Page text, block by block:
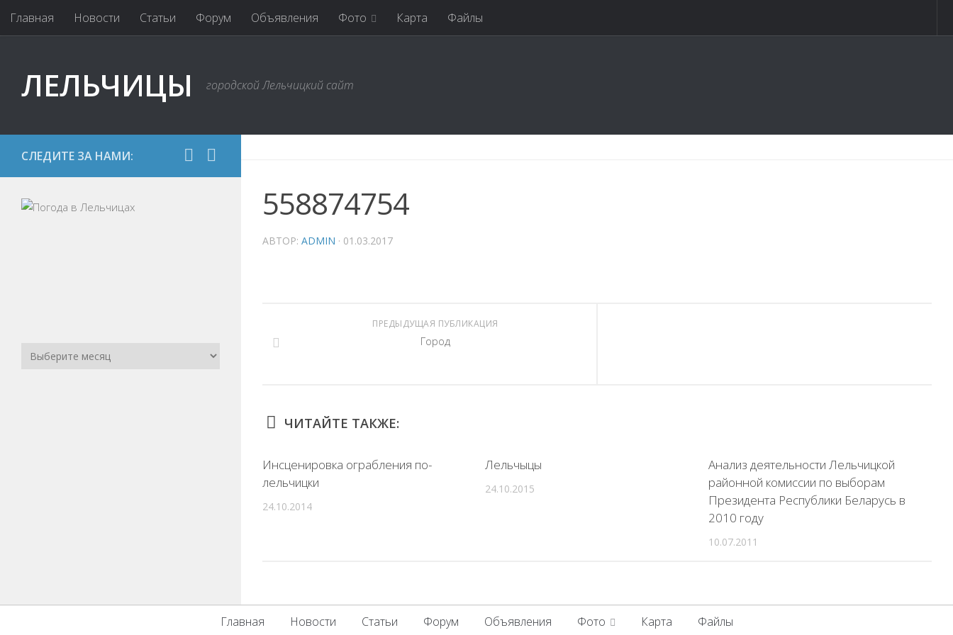
Главная Новости Статьи Форум Объявления Фото Карта Файлы
ЛЕЛЬЧИЦЫ городской Лельчицкий сайт
558874754
АВТОР: ADMIN · 01.03.2017
ПРЕДЫДУЩАЯ ПУБЛИКАЦИЯ
Город
ЧИТАЙТЕ ТАКЖЕ:
Инсценировка ограбления по-
лельчицки
24.10.2014
Лельчыцы
24.10.2015
Анализ деятельности Лельчицкой
районной комиссии по выборам
Президента Республики Беларусь в
2010 году
10.07.2011
СЛЕДИТЕ ЗА НАМИ:
Главная Новости Статьи Форум Объявления Фото Карта Файлы